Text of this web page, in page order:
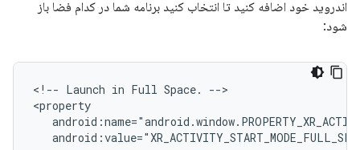
اندروید خود اضافه کنید تا انتخاب کنید برنامه شما در کدام فضا باز
شود:
<!-- Launch in Full Space.
-->